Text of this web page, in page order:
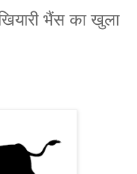
भैंस का खुला